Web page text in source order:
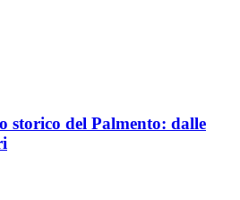
storico del Palmento: dalle